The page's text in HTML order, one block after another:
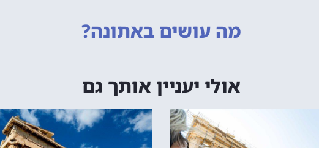
מה עושים באתונה?
אולי יעניין אותך גם